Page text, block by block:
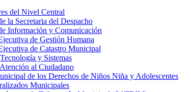
del Nivel Central
la Secretaria del Despacho
Información y Comunicación
de Gestión Humana
de Catastro Municipal
y Sistemas
al Ciudadano
de los Derechos de Niños Niña y Adolescentes
Municipales